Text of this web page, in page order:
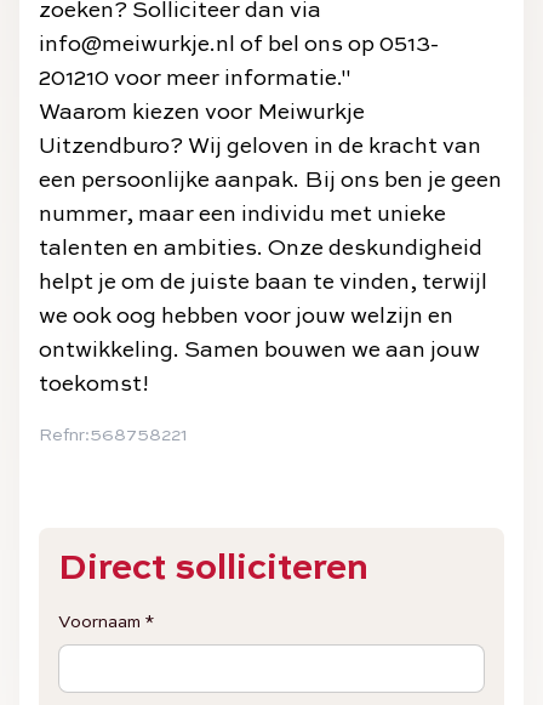
zoeken? Solliciteer dan via
info@meiwurkje.nl of bel ons op 0513-
201210 voor meer informatie."
Waarom kiezen voor Meiwurkje
Uitzendburo? Wij geloven in de kracht van
een persoonlijke aanpak. Bij ons ben je geen
nummer, maar een individu met unieke
talenten en ambities. Onze deskundigheid
helpt je om de juiste baan te vinden, terwijl
we ook oog hebben voor jouw welzijn en
ontwikkeling. Samen bouwen we aan jouw
toekomst!
Refnr:568758221
Direct solliciteren
Voornaam *